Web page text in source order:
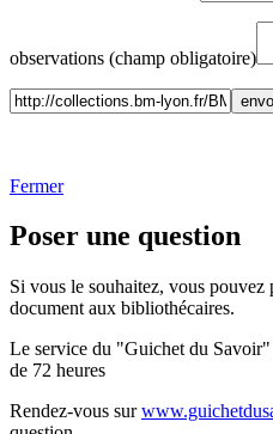
observations (champ obligatoire)
Fermer
Poser une question
Si vous le souhaitez, vous pouvez
document aux bibliothécaires.
Le service du "Guichet du
de 72 heures
Rendez-vous sur